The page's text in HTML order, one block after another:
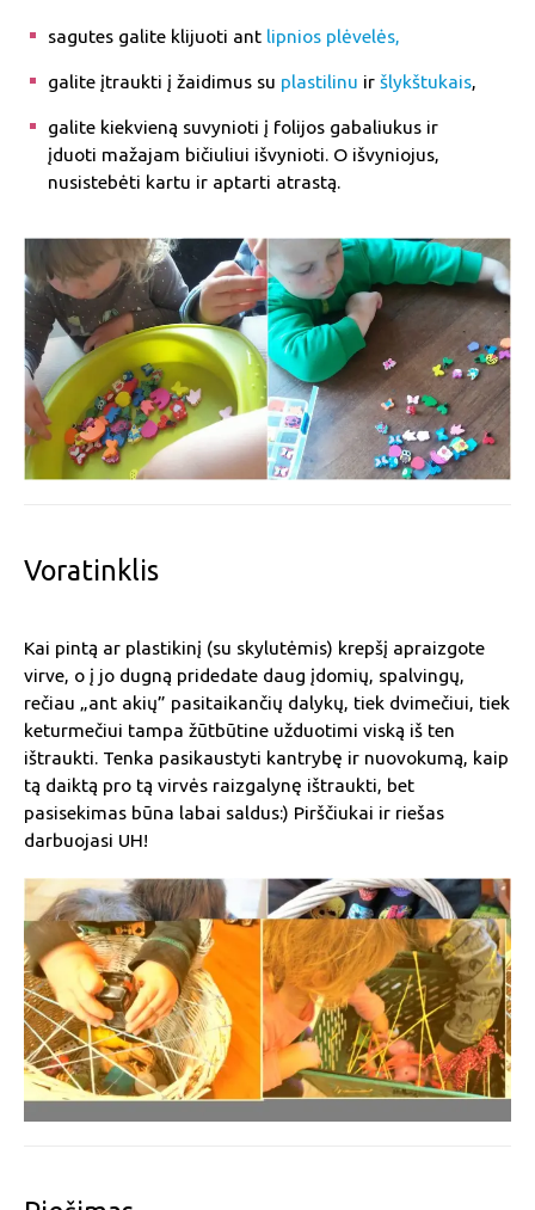
sagutes galite klijuoti ant lipnios plėvelės,
galite įtraukti į žaidimus su plastilinu ir šlykštukais,
galite kiekvieną suvynioti į folijos gabaliukus ir
įduoti mažajam bičiuliui išvynioti. O išvyniojus,
nusistebėti kartu ir aptarti atrastą.
Voratinklis
Kai pintą ar plastikinį (su skylutėmis) krepšį apraizgote
virve, o į jo dugną pridedate daug įdomių, spalvingų,
rečiau „ant akių” pasitaikančių dalykų, tiek dvimečiui, tiek
keturmečiui tampa žūtbūtine užduotimi viską iš ten
ištraukti. Tenka pasikaustyti kantrybę ir nuovokumą, kaip
tą daiktą pro tą virvės raizgalynę ištraukti, bet
pasisekimas būna labai saldus:) Pirščiukai ir riešas
darbuojasi UH!